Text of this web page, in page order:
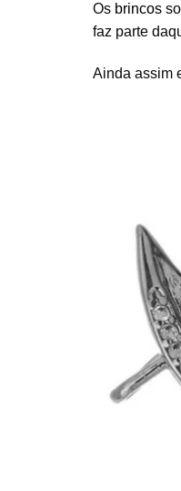
Os brincos
faz parte
Ainda assim